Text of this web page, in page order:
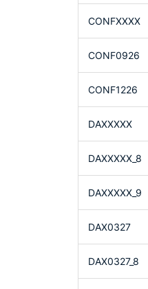
CONFXXXX
CONF0926
CONF1226
DAXXXXX
DAXXXXX_8
DAXXXXX_9
DAX0327
DAX0327_8